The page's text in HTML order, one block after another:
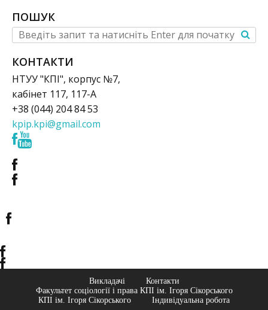
ПОШУК
КОНТАКТИ
НТУУ "КПІ", корпус №7,
кабінет 117, 117-А
+38 (044) 204 84 53
kpip.kpi@gmail.com
Викладачі
Контакти
Факультет соціології і права КПІ ім. Ігоря Сікорського
КПІ ім. Ігоря Сікорського
Індивідуальна робота